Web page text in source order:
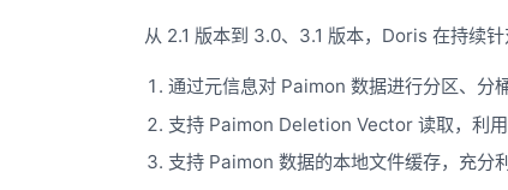
从 2.1 版本到 3.0、3.1 版本，Doris 在持续
通过元信息对 Paimon 数据进行分区、分
支持 Paimon Deletion Vector 读取，利
支持 Paimon 数据的本地文件缓存，充分